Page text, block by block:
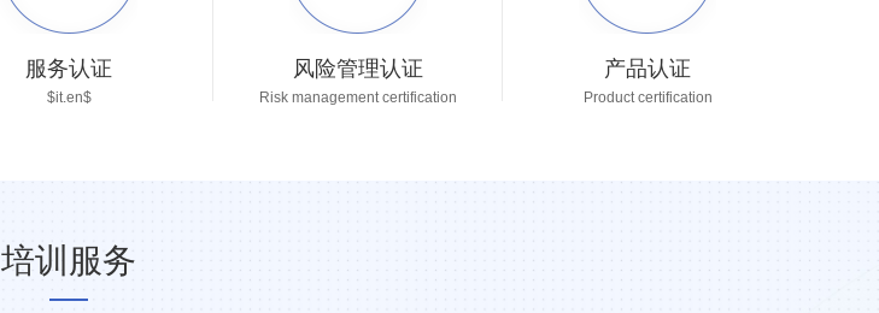
服务认证
$it.en$
风险管理认证
Risk management certification
产品认证
Product certification
培训服务